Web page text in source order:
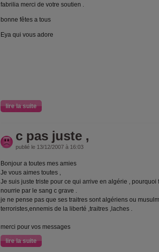
fabrilia merci de votre soutien .
bonne fêtes a tous
Eya qui vous adore
lire la suite
c pas juste ,
publié le 13/12/2007 à 16:03
Bonjour a toutes mes amies
Je vous aimes toutes ,
Je suis juste triste pour ce qui arrive en algérie , pourquoi
nourrie par le sang c grave .
je ne pense pas que ses traitres sont algériens ou
terroristes,ennemis de la liberté ,traitres ,laches .
merci pour vos messages
lire la suite